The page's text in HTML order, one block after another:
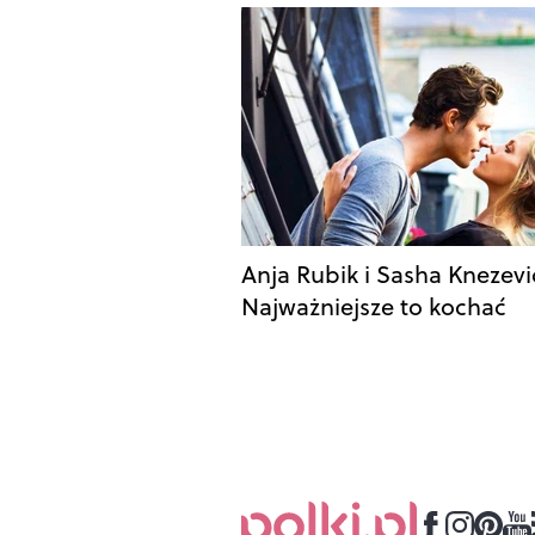
Anja Rubik i Sasha
Najważniejsze to kochać